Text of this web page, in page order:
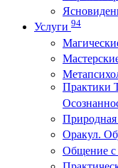
Услуги 94
Практики
Оракул.
Общение